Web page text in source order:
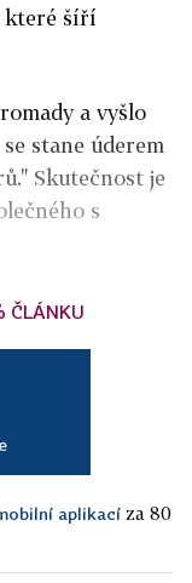
které šíří
a vyšlo
stane úderem
Skutečnost je
s
ČLÁNKU
aplikací za 80